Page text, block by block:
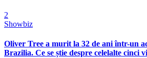
2
Showbiz
Oliver Tree a murit la 32 de ani într-un
Brazilia. Ce se știe despre celelalte cinci